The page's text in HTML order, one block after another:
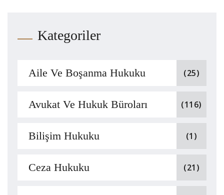
Kategoriler
Aile Ve Boşanma Hukuku (25)
Avukat Ve Hukuk Büroları (116)
Bilişim Hukuku (1)
Ceza Hukuku (21)